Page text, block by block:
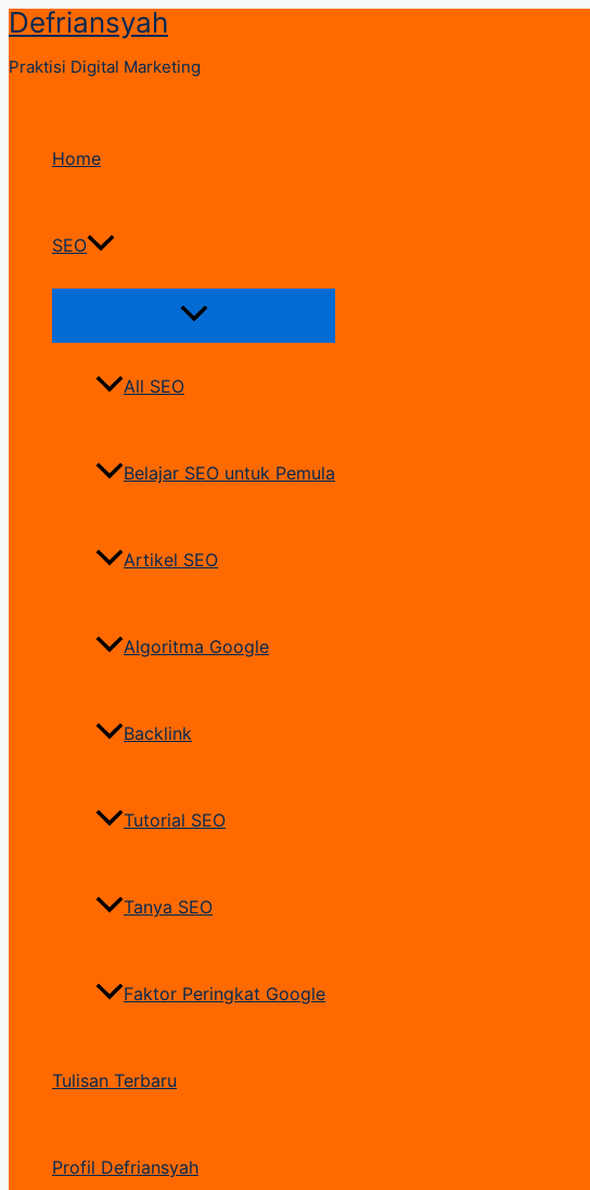
Skip
content
Defriansyah
Praktisi Digital Marketing
Home
SEO
Menu
All SEO
Belajar SEO untuk Pemula
Artikel SEO
Algoritma Google
Backlink
Tutorial SEO
Tanya SEO
Faktor Peringkat Google
Tulisan Terbaru
Profil Defriansyah